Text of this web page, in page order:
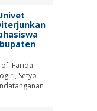
Farida
Setyo